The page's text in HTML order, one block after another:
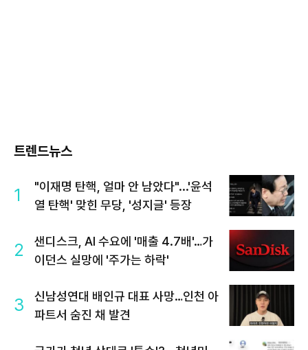
트렌드뉴스
1
"이재명 탄핵, 얼마 안 남았다"...'윤석
열 탄핵' 맞힌 무당, '성지글' 등장
2
샌디스크, AI 수요에 '매출 4.7배'…가
이던스 실망에 '주가는 하락'
3
신남성연대 배인규 대표 사망…인천 아
파트서 숨진 채 발견